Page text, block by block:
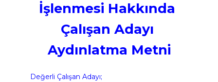
İşlenmesi Hakkında
Çalışan Adayı
Aydınlatma Metni
Değerli Çalışan Adayı;